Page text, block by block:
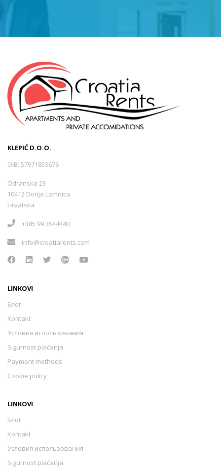
KLEPIĆ D.O.O.
OIB: 57971859676
Odranska 23
10412 Donja Lomnica
Hrvatska
+385 99 3544440
info@croatiarents.com
LINKOVI
Блог
Kontakt
Условия использования
Sigurnost plaćanja
Payment methods
Cookie policy
LINKOVI
Блог
Kontakt
Условия использования
Sigurnost plaćanja